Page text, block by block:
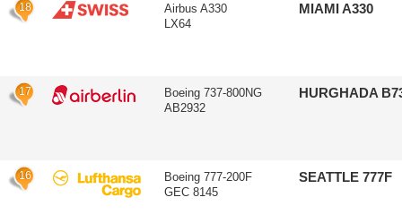
18
Airbus A330
LX64
MIAMI A330
17
Boeing 737-800NG
AB2932
HURGHADA
16
Boeing 777-200F
GEC 8145
SEATTLE 777F